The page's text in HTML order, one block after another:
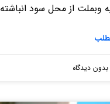
وبملت از محل سود انباشته
بدون دیدگاه